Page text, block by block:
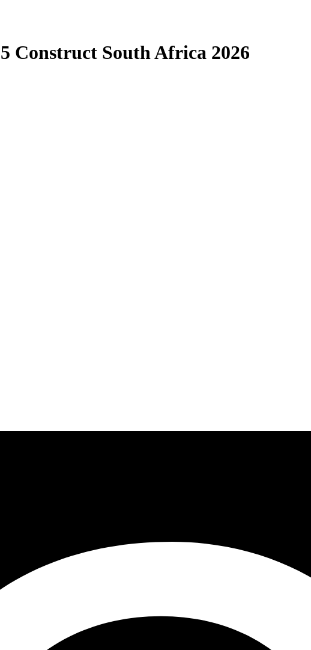
South Africa 2026